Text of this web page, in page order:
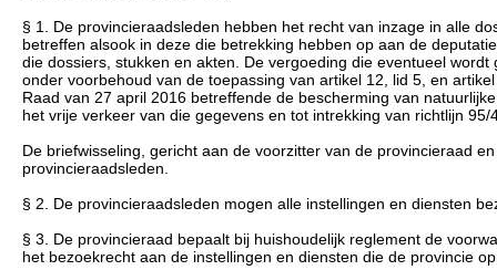
§ 1. De provincieraadsleden hebben het recht van inzage in alle
betreffen alsook in deze die betrekking hebben op aan de
die dossiers, stukken en akten. De vergoeding die eventueel
onder voorbehoud van de toepassing van artikel 12, lid 5, en
Raad van 27 april 2016 betreffende de bescherming van
het vrije verkeer van die gegevens en tot intrekking van richtlijn
De briefwisseling, gericht aan de voorzitter van de provincieraad
provincieraadsleden.
§ 2. De provincieraadsleden mogen alle instellingen en diensten
§ 3. De provincieraad bepaalt bij huishoudelijk reglement de
het bezoekrecht aan de instellingen en diensten die de provincie